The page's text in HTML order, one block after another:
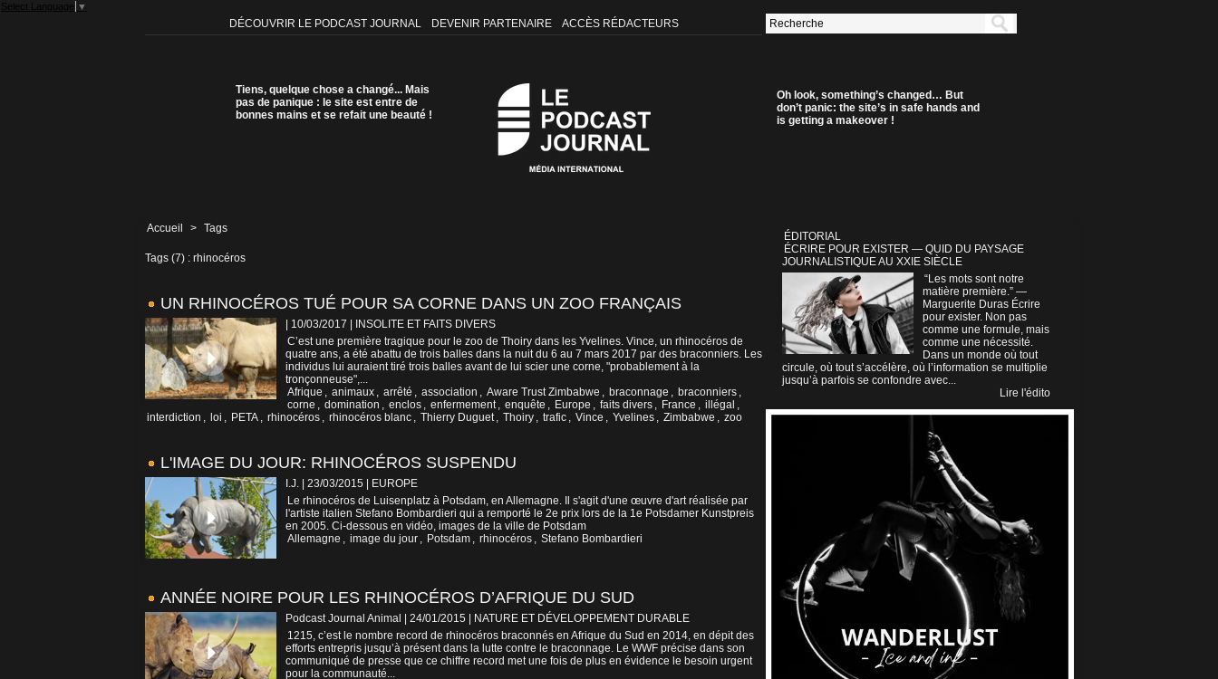
Select Language ▼
DÉCOUVRIR LE PODCAST JOURNAL DEVENIR PARTENAIRE ACCÈS RÉDACTEURS
Tiens, quelque chose a changé... Mais
pas de panique : le site est entre de
bonnes mains et se refait une beauté !
Oh look, something’s changed… But
don’t panic: the site’s in safe hands and
is getting a makeover !
Accueil > Tags
Tags (7) : rhinocéros
UN RHINOCÉROS TUÉ POUR SA CORNE DANS UN ZOO FRANÇAIS
| 10/03/2017
INSOLITE ET FAITS DIVERS
C’est une première tragique pour le zoo de Thoiry dans les Yvelines. Vince, un rhinocéros de
quatre ans, a été abattu de trois balles dans la nuit du 6 au 7 mars 2017 par des braconniers. Les
individus lui auraient tiré trois balles avant de lui scier une corne, "probablement à la
tronçonneuse",...
Afrique , animaux , arrêté , association , Aware Trust Zimbabwe , braconnage , braconniers ,
corne , domination , enclos , enfermement , enquête , Europe , faits divers , France , illégal ,
interdiction , loi , PETA , rhinocéros , rhinocéros blanc , Thierry Duguet , Thoiry , trafic , Vince , Yvelines , Zimbabwe , zoo
L'IMAGE DU JOUR: RHINOCÉROS SUSPENDU
I.J. | 23/03/2015
EUROPE
Le rhinocéros de Luisenplatz à Potsdam, en Allemagne. Il s'agit d'une œuvre d'art réalisée par
l'artiste italien Stefano Bombardieri qui a remporté le 2e prix lors de la 1e Potsdamer Kunstpreis
en 2005. Ci-dessous en vidéo, images de la ville de Potsdam
Allemagne , image du jour , Potsdam , rhinocéros , Stefano Bombardieri
ANNÉE NOIRE POUR LES RHINOCÉROS D’AFRIQUE DU SUD
Podcast Journal Animal | 24/01/2015
NATURE ET DÉVELOPPEMENT DURABLE
1215, c’est le nombre record de rhinocéros braconnés en Afrique du Sud en 2014, en dépit des
efforts entrepris jusqu’à présent dans la lutte contre le braconnage. Le WWF précise dans son
communiqué de presse que ce chiffre record met une fois de plus en évidence le besoin urgent
pour la communauté...
ÉDITORIAL
ÉCRIRE POUR EXISTER — QUID DU PAYSAGE
JOURNALISTIQUE AU XXIE SIÈCLE
“Les mots sont notre
matière première.” —
Marguerite Duras Écrire
pour exister. Non pas
comme une formule, mais
comme une nécessité.
Dans un monde où tout
circule, où tout s’accélère, où l’information se multiplie
jusqu’à parfois se confondre avec...
Lire l'édito